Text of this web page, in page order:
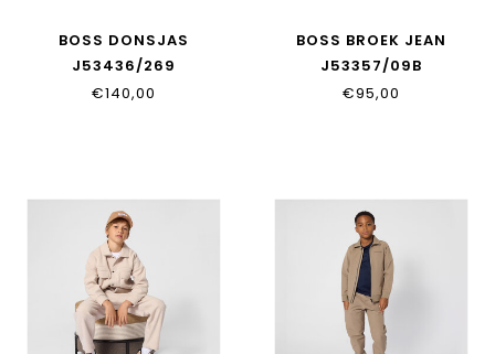
BOSS DONSJAS
J53436/269
€140,00
BOSS BROEK JEAN
J53357/09B
€95,00